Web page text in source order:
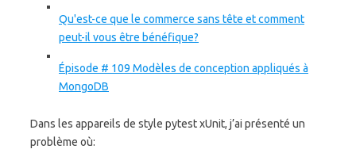
Qu'est-ce que le commerce sans tête et comment
peut-il vous être bénéfique?
Épisode # 109 Modèles de conception appliqués à
MongoDB
Dans les appareils de style pytest xUnit, j’ai présenté un
problème où: